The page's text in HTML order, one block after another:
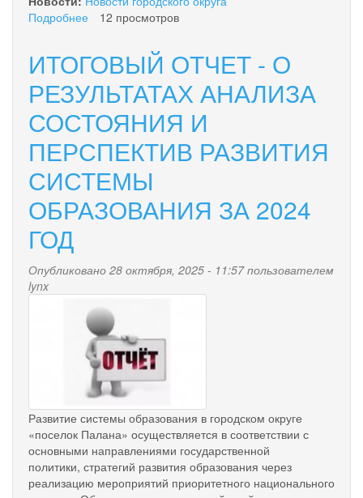
Подробнее
12 просмотров
ИТОГОВЫЙ ОТЧЕТ - О
РЕЗУЛЬТАТАХ АНАЛИЗА
СОСТОЯНИЯ И
ПЕРСПЕКТИВ РАЗВИТИЯ
СИСТЕМЫ
ОБРАЗОВАНИЯ ЗА 2024
ГОД
Опубликовано 28 октября, 2025 - 11:57 пользователем
lynx
otchet.jpg
Развитие системы образования в городском округе
«поселок Палана» осуществляется в соответствии с
основными направлениями государственной
политики, стратегий развития образования через
реализацию мероприятий приоритетного национального